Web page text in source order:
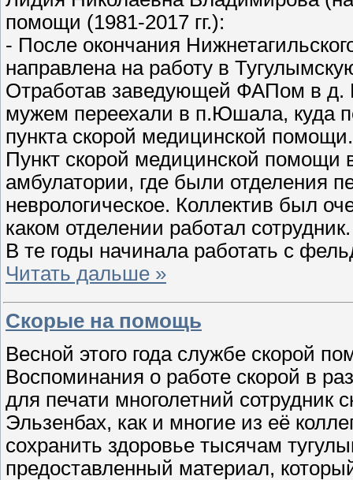
помощи (1981-2017 гг.):
- После окончания
направлена на работу в
Отработав заведующей ФАПом в д.
мужем переехали в п.Юшала, куда
пункта скорой медицинской
Пункт скорой медицинской
амбулатории, где были отделения
неврологическое. Коллектив был
каком отделении работал сотрудник.
В те годы начинала работать с
Читать дальше »
Скорые на помощь
Весной этого года службе скорой
Воспоминания о работе скорой в
для печати многолетний
Эльзенбах, как и многие из её
сохранить здоровье тысячам
предоставленный материал,